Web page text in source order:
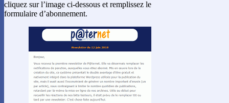
cliquez sur l’image ci-dessous et remplissez le
formulaire d’abonnement.